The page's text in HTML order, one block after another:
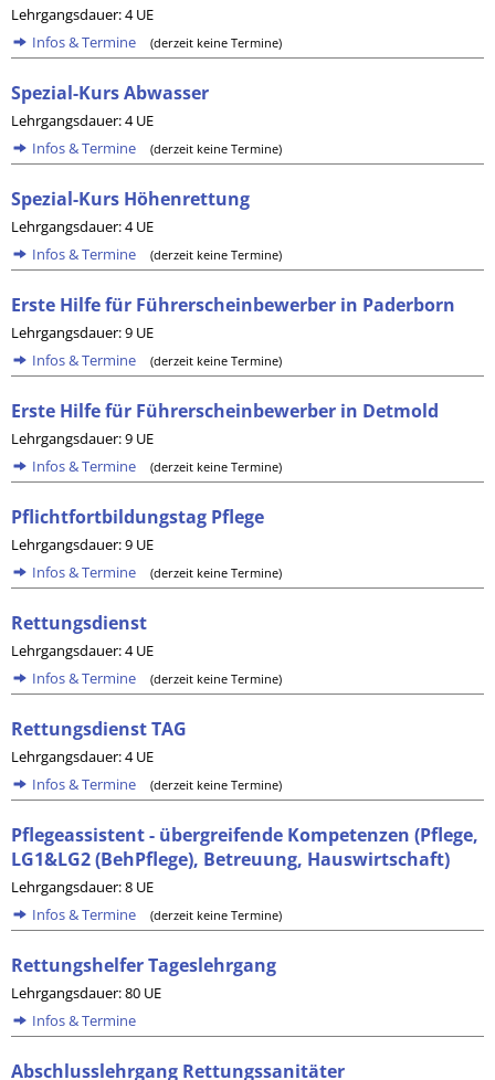
Lehrgangsdauer: 4 UE
Infos & Termine
(derzeit keine Termine)
Spezial-Kurs Abwasser
Lehrgangsdauer: 4 UE
Infos & Termine
(derzeit keine Termine)
Spezial-Kurs Höhenrettung
Lehrgangsdauer: 4 UE
Infos & Termine
(derzeit keine Termine)
Erste Hilfe für Führerscheinbewerber in Paderborn
Lehrgangsdauer: 9 UE
Infos & Termine
(derzeit keine Termine)
Erste Hilfe für Führerscheinbewerber in Detmold
Lehrgangsdauer: 9 UE
Infos & Termine
(derzeit keine Termine)
Pflichtfortbildungstag Pflege
Lehrgangsdauer: 9 UE
Infos & Termine
(derzeit keine Termine)
Rettungsdienst
Lehrgangsdauer: 4 UE
Infos & Termine
(derzeit keine Termine)
Rettungsdienst TAG
Lehrgangsdauer: 4 UE
Infos & Termine
(derzeit keine Termine)
Pflegeassistent - übergreifende Kompetenzen (Pflege,
LG1&LG2 (BehPflege), Betreuung, Hauswirtschaft)
Lehrgangsdauer: 8 UE
Infos & Termine
(derzeit keine Termine)
Rettungshelfer Tageslehrgang
Lehrgangsdauer: 80 UE
Infos & Termine
Abschlusslehrgang Rettungssanitäter